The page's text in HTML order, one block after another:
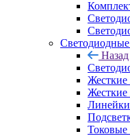
Назад
Жесткие
Токовые